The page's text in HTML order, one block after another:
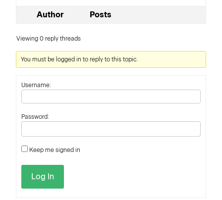
Author Posts
Viewing 0 reply threads
You must be logged in to reply to this topic.
Username:
Password:
Keep me signed in
Log In